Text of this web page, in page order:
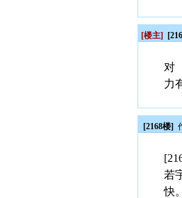
[楼主]
对
力
[2168楼]
若
快。